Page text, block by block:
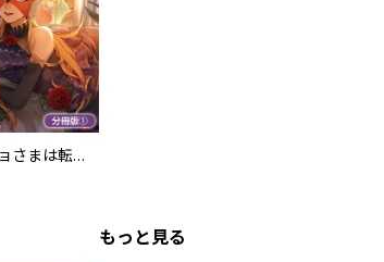
ドロンジョさまは転生しても悪役令嬢のままだった【分冊版】
もっと見る